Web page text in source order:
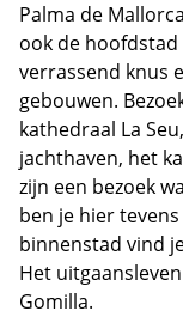
Palma de
ook de
verrassend knus
gebouwen.
kathedraal La
jachthaven, het
zijn een bezoek
ben je hier
binnenstad vind
Het
Gomilla.